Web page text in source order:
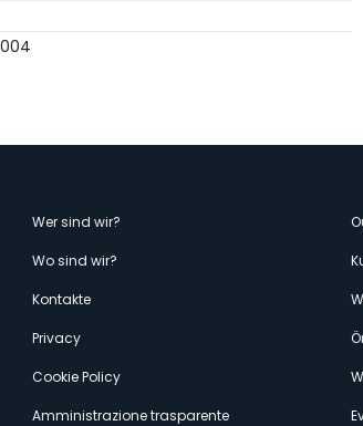
Menù
secondario
Wer sind wir?
Wo sind wir?
Kontakte
Privacy
Cookie Policy
Amministrazione trasparente